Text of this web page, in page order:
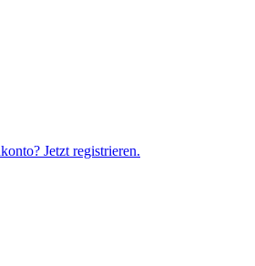
Jetzt registrieren.